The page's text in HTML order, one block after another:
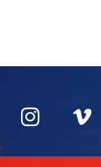
une une
, ,